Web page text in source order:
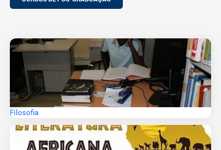
Filosofia